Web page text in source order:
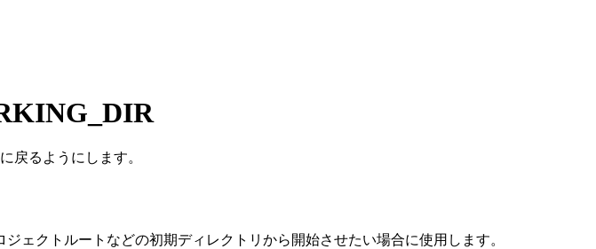
戻るようにします。
ェクトルートなどの初期ディレクトリから開始させたい場合に使用します。